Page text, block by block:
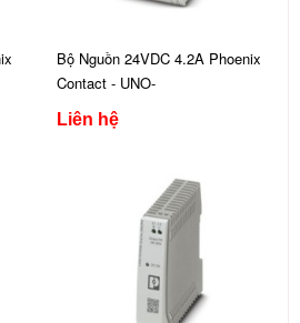
Bộ Nguồn 24VDC 4.2A Phoenix
Contact - UNO-
PS/1AC/24DC/100W
Liên hệ